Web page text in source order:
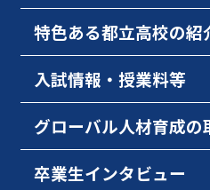
特色ある都立高校の紹
入試情報・授業料等
グローバル人材育成の
卒業生インタビュー